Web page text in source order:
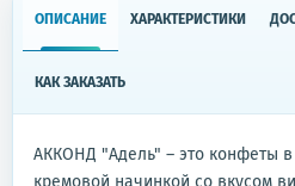
ОПИСАНИЕ ХАРАКТЕРИСТИКИ
КАК ЗАКАЗАТЬ
АККОНД "Адель" – это конфеты
кремовой начинкой со вкусом